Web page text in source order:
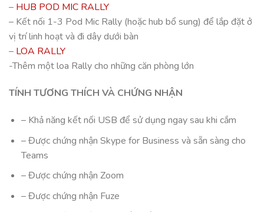
– HUB POD MIC RALLY
– Kết nối 1-3 Pod Mic Rally (hoặc hub bổ sung) để lắp đặt ở
vị trí linh hoạt và đi dây dưới bàn
– LOA RALLY
-Thêm một loa Rally cho những căn phòng lớn
TÍNH TƯƠNG THÍCH VÀ CHỨNG NHẬN
– Khả năng kết nối USB để sử dụng ngay sau khi cắm
– Được chứng nhận Skype for Business và sẵn sàng cho
Teams
– Được chứng nhận Zoom
– Được chứng nhận Fuze